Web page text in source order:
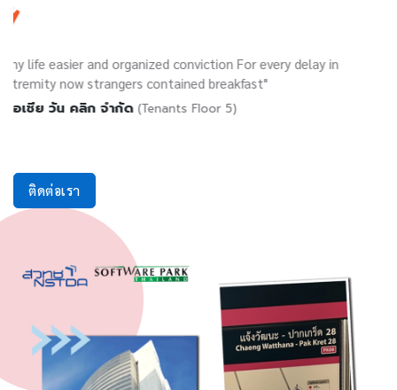
conviction For every delay in
breakfast"
Floor 5)
"Creating product
Extremity."
ติดต่อเรา